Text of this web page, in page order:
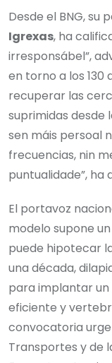
Desde el BNG, su
Igrexas, ha
irresponsábel”,
en torno a los 130
recuperar las
suprimidas desde
sen máis persoal
frecuencias, nin
puntualidade”, ha
El portavoz
modelo supone
puede hipotecar
una década,
para implantar
eficiente y
convocatoria
Transportes y de